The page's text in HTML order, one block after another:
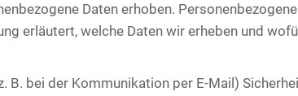
Daten erhoben.
erläutert, welche Daten wir erheben und
bei der Kommunikation per E-Mail)